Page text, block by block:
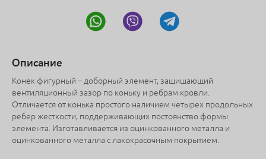
Описание
Конек фигурный – доборный элемент, защищающий
вентиляционный зазор по коньку и ребрам кровли.
Отличается от конька простого наличием четырех продольных
ребер жесткости, поддерживающих постоянство формы
элемента. Изготавливается из оцинкованного металла и
оцинкованного металла с лакокрасочным покрытием.